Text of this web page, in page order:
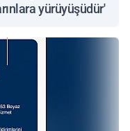
yürüyüşüdür'